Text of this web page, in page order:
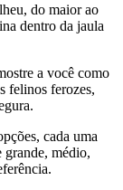
do maior ao
dentro da jaula
a você como
felinos ferozes,
cada uma
médio,